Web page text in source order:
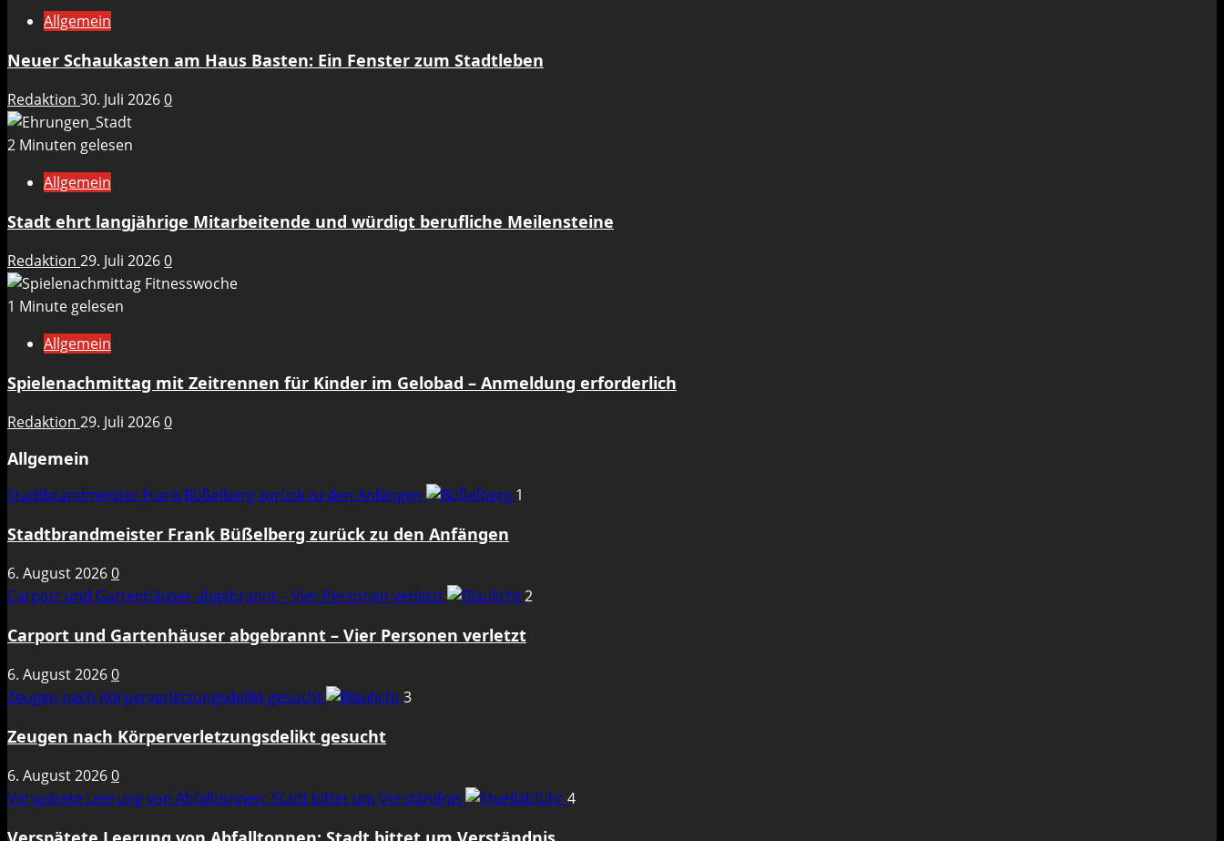
Allgemein
Neuer Schaukasten am Haus Basten: Ein Fenster zum Stadtleben
Redaktion 30. Juli 20260
2 Minuten gelesen
Allgemein
Stadt ehrt langjährige Mitarbeitende und würdigt berufliche Meilensteine
Redaktion 29. Juli 20260
1 Minute gelesen
Allgemein
Spielenachmittag mit Zeitrennen für Kinder im Gelobad – Anmeldung erforderlich
Redaktion 29. Juli 20260
Allgemein
Stadtbrandmeister Frank Büßelberg zurück zu den Anfängen 1
Stadtbrandmeister Frank Büßelberg zurück zu den Anfängen
6. August 20260
Carport und Gartenhäuser abgebrannt – Vier Personen verletzt
2
Carport und Gartenhäuser abgebrannt – Vier Personen verletzt
6. August 20260
Zeugen nach Körperverletzungsdelikt gesucht
3
Zeugen nach Körperverletzungsdelikt gesucht
6. August 20260
Verspätete Leerung von Abfalltonnen: Stadt bittet um Verständnis
4